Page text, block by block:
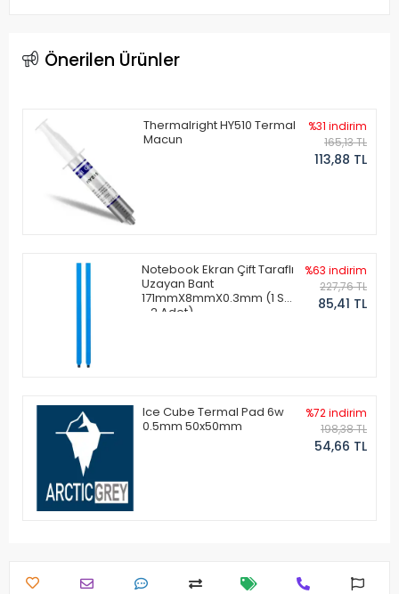
Önerilen Ürünler
Thermalright HY510 Termal
Macun
%31 indirim
165,13 TL
113,88 TL
Notebook Ekran Çift Taraflı
Uzayan Bant
171mmX8mmX0.3mm (1 Set
- 2 Adet)
%63 indirim
227,76 TL
85,41 TL
Ice Cube Termal Pad 6w
0.5mm 50x50mm
%72 indirim
198,38 TL
54,66 TL